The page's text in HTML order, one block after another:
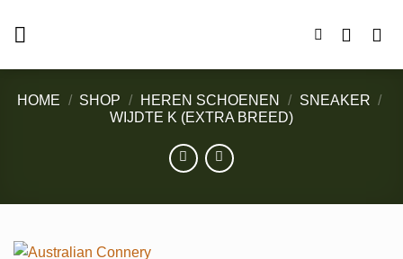
naar
HOME / SHOP / HEREN SCHOENEN / SNEAKER /
WIJDTE K (EXTRA BREED)